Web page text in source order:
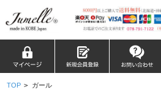
TOP > ガール